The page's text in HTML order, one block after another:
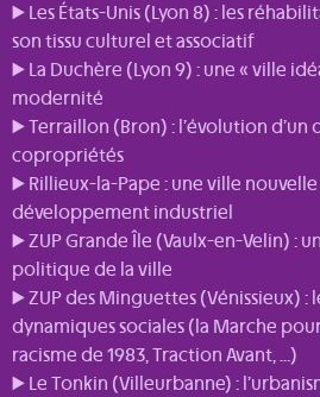
▶ Les États-Unis (Lyon 8) : les
son tissu culturel et associatif
▶ La Duchère (Lyon 9) : une « ville
modernité
▶ Terraillon (Bron) : l’évolution d’un
copropriétés
▶ Rillieux-la-Pape : une ville
développement industriel
▶ ZUP Grande Île (Vaulx-en-Velin) :
politique de la ville
▶ ZUP des Minguettes (Vénissieux) :
dynamiques sociales (la Marche
racisme de 1983, Traction Avant, …)
▶ Le Tonkin (Villeurbanne) :